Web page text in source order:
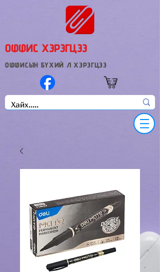
ОФФИС ХЭРЭГЦЭЭ
ОФФИСЫН БҮХИЙ Л ХЭРЭГЦЭЭ